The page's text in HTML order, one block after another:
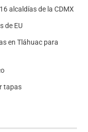
alcaldías de la CDMX
de EU
en Tláhuac para
tapas